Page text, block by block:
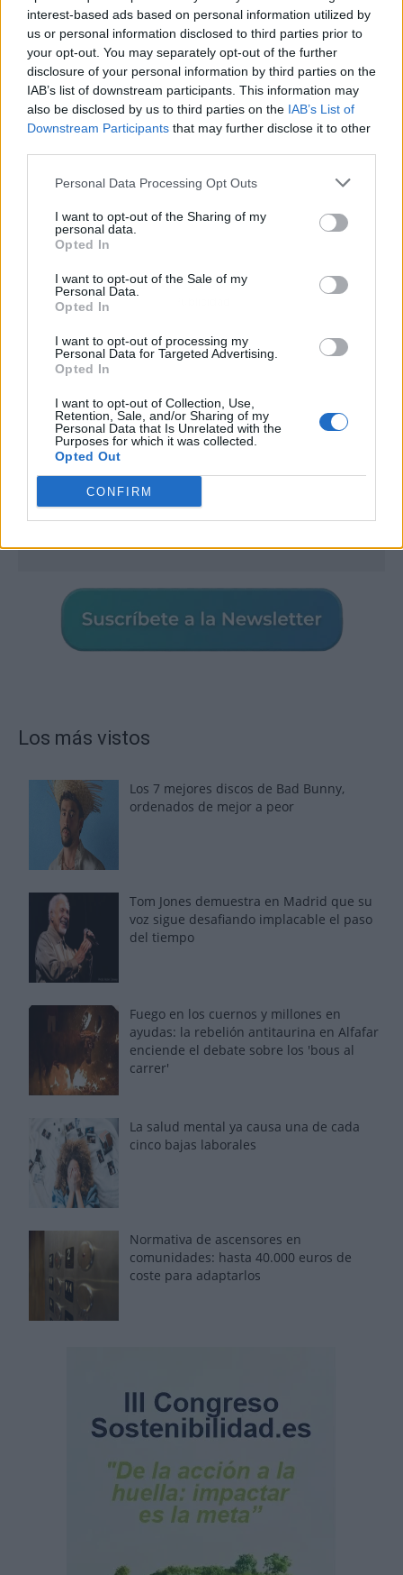
interest-based ads based on personal information utilized by
us or personal information disclosed to third parties prior to
your opt-out. You may separately opt-out of the further
disclosure of your personal information by third parties on the
IAB’s list of downstream participants. This information may
also be disclosed by us to third parties on the IAB’s List of
Downstream Participants that may further disclose it to other
Personal Data Processing Opt Outs
I want to opt-out of the Sharing of my
personal data.
Opted In
I want to opt-out of the Sale of my
Personal Data.
Opted In
I want to opt-out of processing my
Personal Data for Targeted Advertising.
Opted In
I want to opt-out of Collection, Use,
Retention, Sale, and/or Sharing of my
Personal Data that Is Unrelated with the
Purposes for which it was collected.
Opted Out
CONFIRM
Los más vistos
Los 7 mejores discos de Bad Bunny,
ordenados de mejor a peor
Tom Jones demuestra en Madrid que su
voz sigue desafiando implacable el paso
del tiempo
Fuego en los cuernos y millones en
ayudas: la rebelión antitaurina en Alfafar
enciende el debate sobre los 'bous al
carrer'
La salud mental ya causa una de cada
cinco bajas laborales
Normativa de ascensores en
comunidades: hasta 40.000 euros de
coste para adaptarlos